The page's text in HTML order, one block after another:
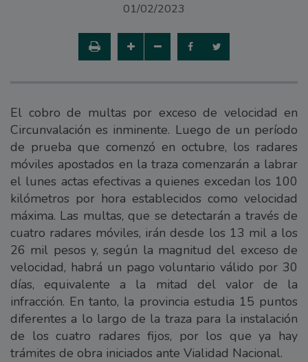
01/02/2023
El cobro de multas por exceso de velocidad en
Circunvalación es inminente. Luego de un período
de prueba que comenzó en octubre, los radares
móviles apostados en la traza comenzarán a labrar
el lunes actas efectivas a quienes excedan los 100
kilómetros por hora establecidos como velocidad
máxima. Las multas, que se detectarán a través de
cuatro radares móviles, irán desde los 13 mil a los
26 mil pesos y, según la magnitud del exceso de
velocidad, habrá un pago voluntario válido por 30
días, equivalente a la mitad del valor de la
infracción. En tanto, la provincia estudia 15 puntos
diferentes a lo largo de la traza para la instalación
de los cuatro radares fijos, por los que ya hay
trámites de obra iniciados ante Vialidad Nacional.